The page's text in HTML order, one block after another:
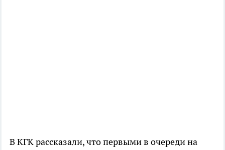
В КГК рассказали, что первыми в очереди на